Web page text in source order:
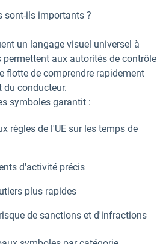
sont-ils importants ?
un langage visuel universel à
aux autorités de contrôle
flotte de comprendre rapidement
du conducteur.
symboles garantit :
règles de l'UE sur les temps de
d'activité précis
plus rapides
de sanctions et d'infractions